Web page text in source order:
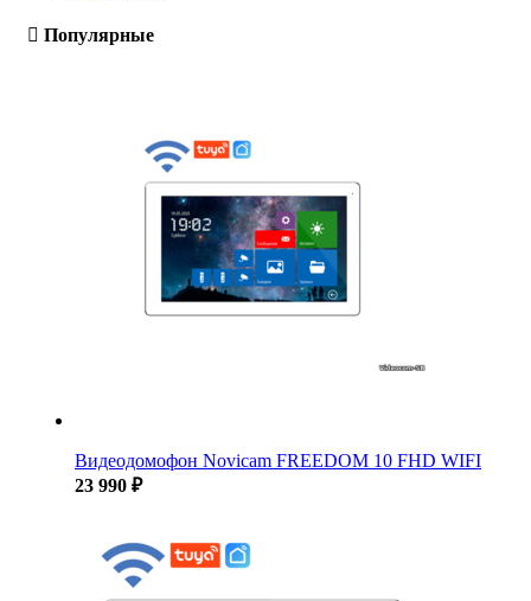
Популярные
Видеодомофон Novicam FREEDOM 10 FHD WIFI
23 990 ₽